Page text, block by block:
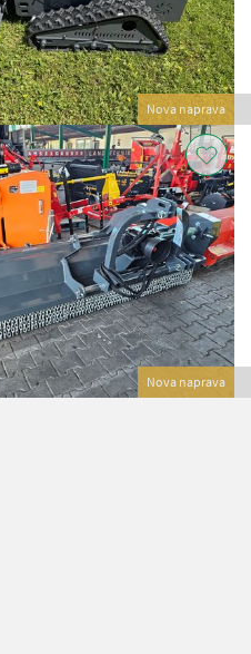
Nova naprava
Nova naprava